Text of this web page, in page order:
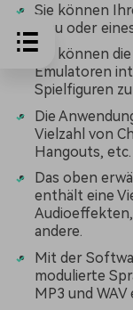
Sie können
Frau oder
Sie können
Emulatoren
Spielfiguren
Die
Vielzahl von
Hangouts, etc.
Das oben
enthält eine
andere.
Mit der
modulierte
MP3 und WAV